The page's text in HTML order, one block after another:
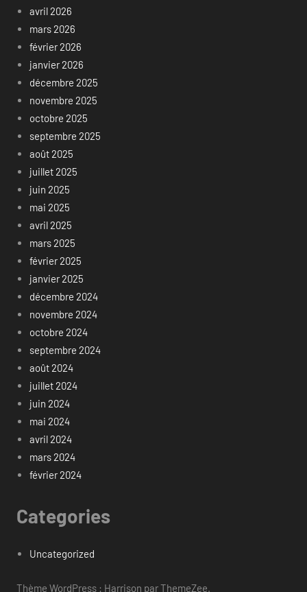
avril 2026
mars 2026
février 2026
janvier 2026
décembre 2025
novembre 2025
octobre 2025
septembre 2025
août 2025
juillet 2025
juin 2025
mai 2025
avril 2025
mars 2025
février 2025
janvier 2025
décembre 2024
novembre 2024
octobre 2024
septembre 2024
août 2024
juillet 2024
juin 2024
mai 2024
avril 2024
mars 2024
février 2024
Categories
Uncategorized
Thème WordPress : Harrison par ThemeZee.